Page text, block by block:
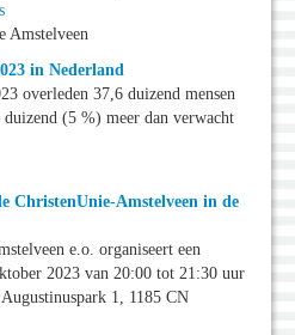
Amstelveen
in Nederland
overleden 37,6 duizend mensen
(5 %) meer dan verwacht
ChristenUnie-Amstelveen in de
e.o. organiseert een
2023 van 20:00 tot 21:30 uur
1, 1185 CN